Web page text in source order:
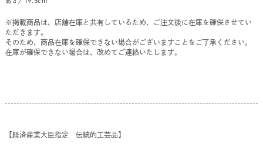
※掲載商品は、店舗在庫と共有しているため、ご注文後に在庫を確保させてい
ただきます。
そのため、商品在庫を確保できない場合がございますことをご了承ください。
在庫が確保できない場合は、改めてご連絡いたします。
【経済産業大臣指定 伝統的工芸品】